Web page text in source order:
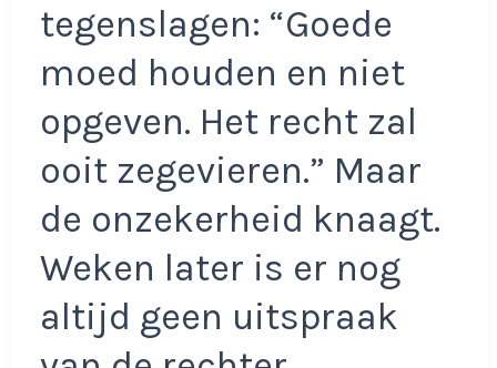
tegenslagen: “Goede
moed houden en niet
opgeven. Het recht zal
ooit zegevieren.” Maar
de onzekerheid knaagt.
Weken later is er nog
altijd geen uitspraak